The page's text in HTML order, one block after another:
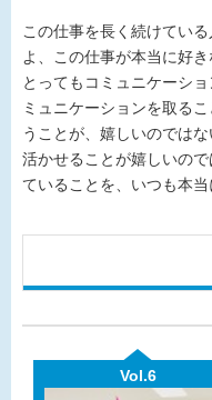
この仕事を長く続けてい
よ、この仕事が本当に好
とってもコミュニケーシ
ミュニケーションを取る
うことが、嬉しいのでは
活かせることが嬉しいの
ていることを、いつも本
Vol.6